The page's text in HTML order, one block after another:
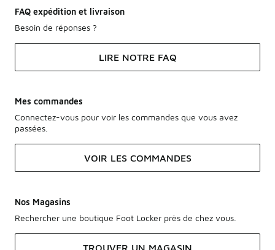
FAQ expédition et livraison
Besoin de réponses ?
LIRE NOTRE FAQ
Mes commandes
Connectez-vous pour voir les commandes que vous avez
passées.
VOIR LES COMMANDES
Nos Magasins
Rechercher une boutique Foot Locker près de chez vous.
TROUVER UN MAGASIN